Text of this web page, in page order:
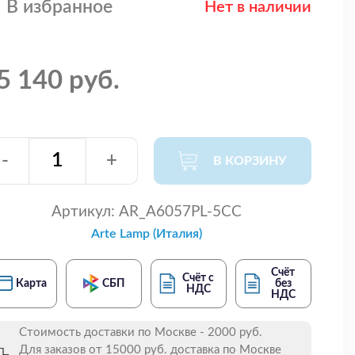
В избранное Нет в наличии
140 руб.
- + В КОРЗИНУ
Артикул: AR_A6057PL-5CC
Arte Lamp (Италия)
Карта СБП
Счёт с
НДС
Счёт
без
НДС
Стоимость доставки по Москве - 2000 руб.
Для заказов от 15000 руб. доставка по Москве